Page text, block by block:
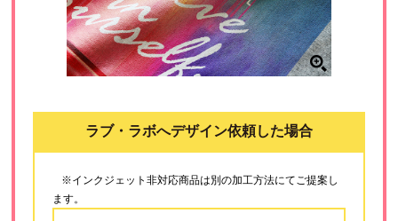
ラブ・ラボへデザイン依頼した場合
※インクジェット非対応商品は別の加工方法にてご提案し
ます。